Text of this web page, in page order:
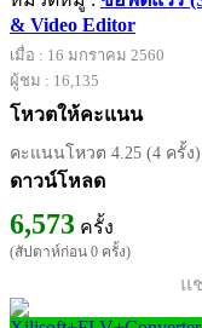
& Video Editor
เมื่อ : 16 มกราคม 2560
ผู้ชม : 16,135
โหวตให้คะแนน
คะแนนโหวต 4.25 (4 ครั้ง)
ดาวน์โหลด
6,573 ครั้ง
(สัปดาห์ก่อน 0 ครั้ง)
แ